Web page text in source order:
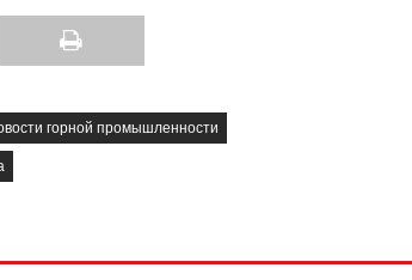
горной промышленности